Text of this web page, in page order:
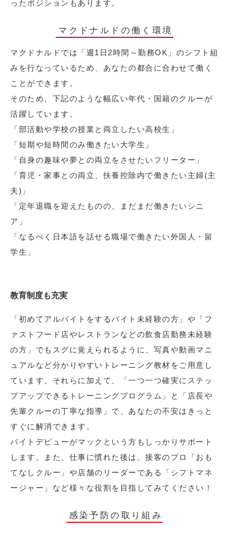
ったポジションもあります。
マクドナルドの働く環境
マクドナルドでは「週1日2時間～勤務OK」のシフト組
みを行なっているため、あなたの都合に合わせて働く
ことができます。
そのため、下記のような幅広い年代・国籍のクルーが
活躍しています。
「部活動や学校の授業と両立したい高校生」
「短期や短時間のみ働きたい大学生」
「自身の趣味や夢との両立をさせたいフリーター」
「育児・家事との両立、扶養控除内で働きたい主婦(主
夫)」
「定年退職を迎えたものの、まだまだ働きたいシニ
ア」
「なるべく日本語を話せる職場で働きたい外国人・留
学生」
教育制度も充実
「初めてアルバイトをするバイト未経験の方」や「フ
ァストフード店やレストランなどの飲食店勤務未経験
の方」でもスグに覚えられるように、写真や動画マニ
ュアルなど分かりやすいトレーニング教材をご用意し
ています。それらに加えて、「一つ一つ確実にステッ
プアップできるトレーニングプログラム」と「店長や
先輩クルーの丁寧な指導」で、あなたの不安はきっと
すぐに解消できます。
バイトデビューがマックという方もしっかりサポート
します。また、仕事に慣れた後は、接客のプロ「おも
てなしクルー」や店舗のリーダーである「シフトマネ
ージャー」など様々な役割を目指してみてください！
感染予防の取り組み